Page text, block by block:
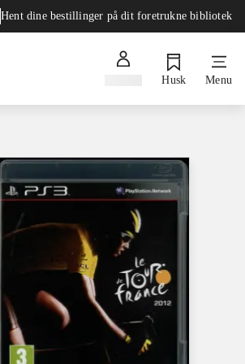
Hent dine bestillinger på dit foretrukne bibliotek
Husk Menu